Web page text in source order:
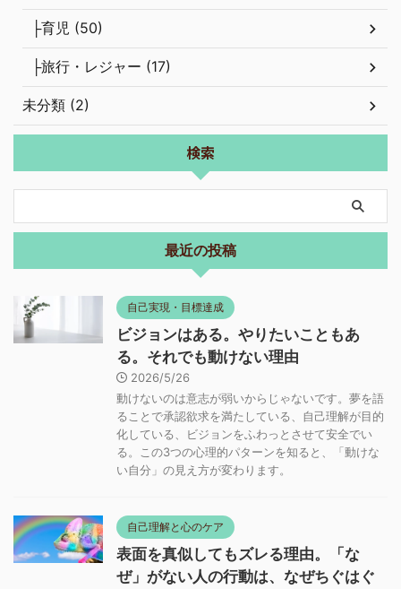
├育児 (50)
├旅行・レジャー (17)
未分類 (2)
検索
最近の投稿
自己実現・目標達成
ビジョンはある。やりたいこともあ
る。それでも動けない理由
2026/5/26
動けないのは意志が弱いからじゃないです。夢を語
ることで承認欲求を満たしている、自己理解が目的
化している、ビジョンをふわっとさせて安全でい
る。この3つの心理的パターンを知ると、「動けな
い自分」の見え方が変わります。
自己理解と心のケア
表面を真似してもズレる理由。「な
ぜ」がない人の行動は、なぜちぐはぐ